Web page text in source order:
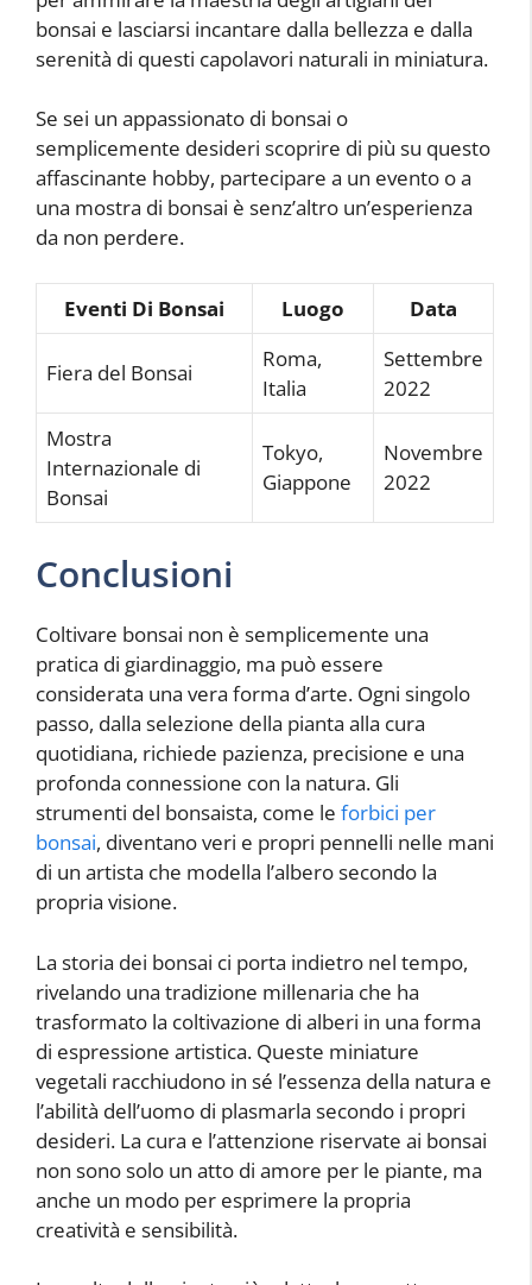
bonsai e lasciarsi incantare dalla bellezza e dalla
serenità di questi capolavori naturali in miniatura.
Se sei un appassionato di bonsai o
semplicemente desideri scoprire di più su questo
affascinante hobby, partecipare a un evento o a
una mostra di bonsai è senz’altro un’esperienza
da non perdere.
Eventi Di Bonsai Luogo Data
Fiera del Bonsai
Roma,
Italia
Settembre
2022
Mostra
Internazionale di
Bonsai
Tokyo,
Giappone
Novembre
2022
Conclusioni
Coltivare bonsai non è semplicemente una
pratica di giardinaggio, ma può essere
considerata una vera forma d’arte. Ogni singolo
passo, dalla selezione della pianta alla cura
quotidiana, richiede pazienza, precisione e una
profonda connessione con la natura. Gli
strumenti del bonsaista, come le forbici per
bonsai, diventano veri e propri pennelli nelle mani
di un artista che modella l’albero secondo la
propria visione.
La storia dei bonsai ci porta indietro nel tempo,
rivelando una tradizione millenaria che ha
trasformato la coltivazione di alberi in una forma
di espressione artistica. Queste miniature
vegetali racchiudono in sé l’essenza della natura e
l’abilità dell’uomo di plasmarla secondo i propri
desideri. La cura e l’attenzione riservate ai bonsai
non sono solo un atto di amore per le piante, ma
anche un modo per esprimere la propria
creatività e sensibilità.